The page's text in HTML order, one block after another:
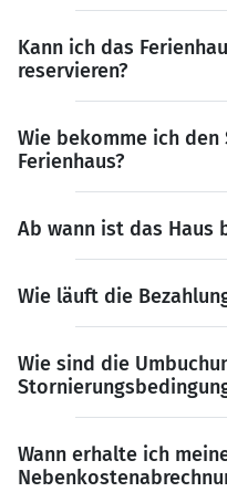
Kann ich das
reservieren?
Wie bekomme ich den
Ferienhaus?
Ab wann ist das Haus
Wie läuft die
Wie sind die
Wann erhalte ich